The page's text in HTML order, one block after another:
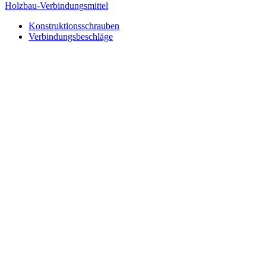
Holzbau-Verbindungsmittel
Konstruktionsschrauben
Verbindungsbeschläge